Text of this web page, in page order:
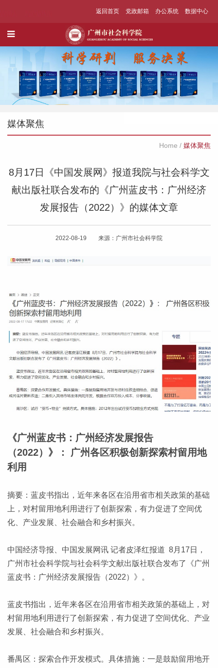
返回首页 党政邮箱 办公系统 数据中心
媒体聚焦
Home / 媒体聚焦
8月17日《中国发展网》报道我院与社会科学文
献出版社联合发布的《广州蓝皮书：广州经济
发展报告（2022）》的媒体文章
2022-08-19 来源：广州市社会科学院
《广州蓝皮书：广州经济发展报告
（2022）》： 广州各区积极创新探索村留用地
利用
摘要：蓝皮书指出，近年来各区在沿用省市相关政策的基础
上，对村留用地利用进行了创新探索，有力促进了空间优
化、产业发展、社会融合和乡村振兴。
中国经济导报、中国发展网讯 记者皮泽红报道 8月17日，
广州市社会科学院与社会科学文献出版社联合发布了《广州
蓝皮书：广州经济发展报告（2022）》。
蓝皮书指出，近年来各区在沿用省市相关政策的基础上，对
村留用地利用进行了创新探索，有力促进了空间优化、产业
发展、社会融合和乡村振兴。
番禺区：探索合作开发模式。具体措施：一是鼓励留用地开